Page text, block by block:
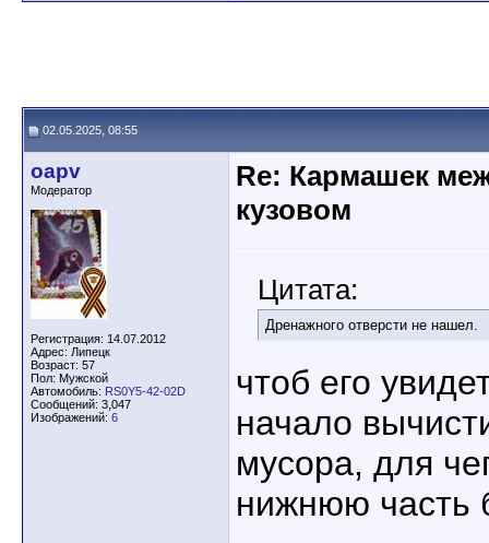
02.05.2025, 08:55
oapv
Модератор
Регистрация: 14.07.2012
Адрес: Липецк
Возраст: 57
Пол: Мужской
Автомобиль: RS0Y5-42-02D
Сообщений: 3,047
Изображений: 6
Re: Кармашек
кузовом
Цитата:
Дренажного отверсти не нашел.
чтоб его
начало
мусора, для
нижнюю часть